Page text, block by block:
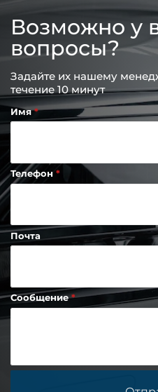
Возможно у
вопросы?
Задайте их нашему
течение 10 минут
Имя
Телефон
Почта
Сообщение